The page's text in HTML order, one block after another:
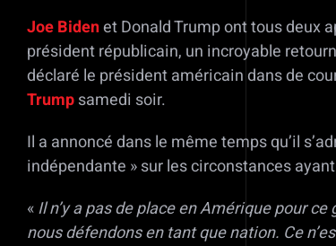
Joe Bidenet Donald Trump ont tous deux
président républicain, un incroyable
déclaré le président américain dans de
Trumpsamedi soir.
Il a annoncé dans le même temps qu’il
indépendante » sur les circonstances
«Il n’y a pas de place en Amérique pour
nous défendons en tant que nation. Ce